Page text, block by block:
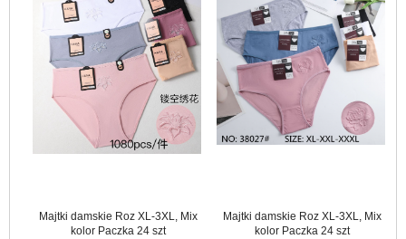
Majtki damskie Roz XL-3XL, Mix
kolor Paczka 24 szt
Majtki damskie Roz XL-3XL, Mix
kolor Paczka 24 szt